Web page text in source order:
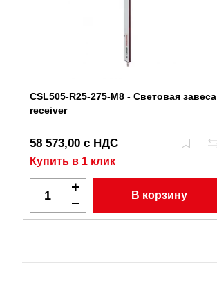
CSL505-R25-275-M8 - Световая завеса
receiver
58 573,00 с НДС
Купить в 1 клик
В корзину